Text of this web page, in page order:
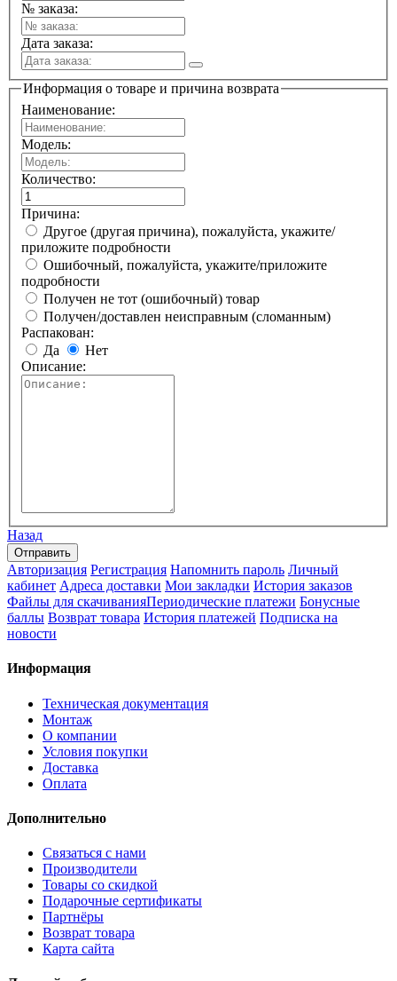
№ заказа:
Дата заказа:
Информация о товаре и причина возврата
Наименование:
Модель:
Количество:
Причина:
приложите подробности
подробности
Получен не тот (ошибочный) товар
Получен/доставлен неисправным (сломанным)
Распакован:
Да
Нет
Описание:
Назад
Авторизация Регистрация Напомнить пароль Личный
кабинет Адреса доставки Мои закладки История заказов
Файлы для скачиванияПериодические платежи Бонусные
баллы Возврат товара История платежей Подписка на
новости
Информация
Техническая документация
Монтаж
О компании
Условия покупки
Доставка
Оплата
Дополнительно
Связаться с нами
Производители
Товары со скидкой
Подарочные сертификаты
Партнёры
Возврат товара
Карта сайта